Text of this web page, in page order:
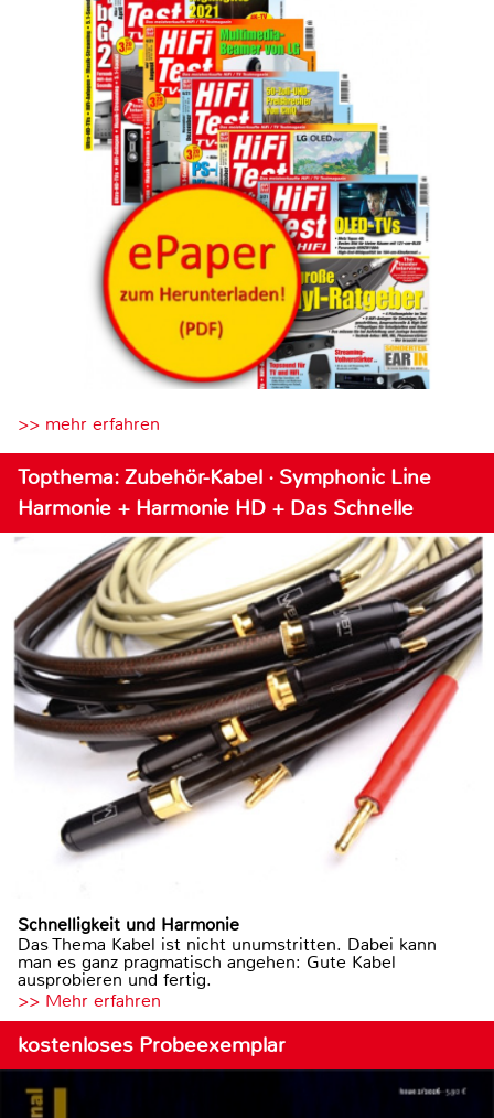
>> mehr erfahren
Topthema: Zubehör-Kabel · Symphonic Line
Harmonie + Harmonie HD + Das Schnelle
Schnelligkeit und Harmonie
Das Thema Kabel ist nicht unumstritten. Dabei kann
man es ganz pragmatisch angehen: Gute Kabel
ausprobieren und fertig.
>> Mehr erfahren
kostenloses Probeexemplar